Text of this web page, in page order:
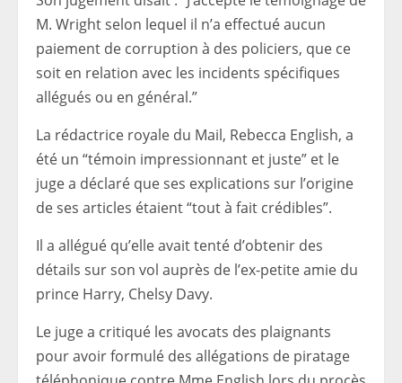
M. Wright selon lequel il n’a effectué aucun
paiement de corruption à des policiers, que ce
soit en relation avec les incidents spécifiques
allégués ou en général.”
La rédactrice royale du Mail, Rebecca English, a
été un “témoin impressionnant et juste” et le
juge a déclaré que ses explications sur l’origine
de ses articles étaient “tout à fait crédibles”.
Il a allégué qu’elle avait tenté d’obtenir des
détails sur son vol auprès de l’ex-petite amie du
prince Harry, Chelsy Davy.
Le juge a critiqué les avocats des plaignants
pour avoir formulé des allégations de piratage